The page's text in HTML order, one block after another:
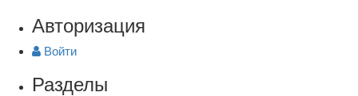
Авторизация
Войти
Разделы